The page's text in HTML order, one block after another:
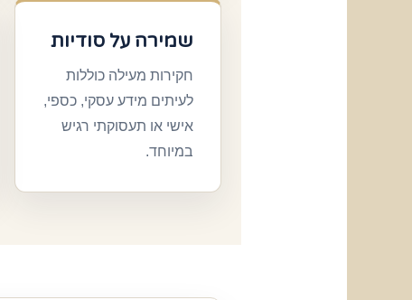
שמירה על סודיות
חקירות מעילה כוללות
לעיתים מידע עסקי, כספי,
אישי או תעסוקתי רגיש
במיוחד.